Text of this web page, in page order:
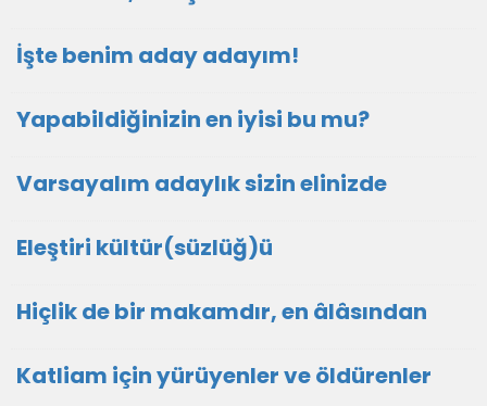
İşte benim aday adayım!
Yapabildiğinizin en iyisi bu mu?
Varsayalım adaylık sizin elinizde
Eleştiri kültür(süzlüğ)ü
Hiçlik de bir makamdır, en âlâsından
Katliam için yürüyenler ve öldürenler